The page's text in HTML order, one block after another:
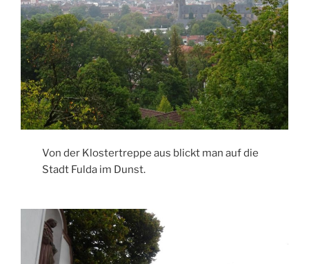
Von der Klostertreppe aus blickt man auf die
Stadt Fulda im Dunst.